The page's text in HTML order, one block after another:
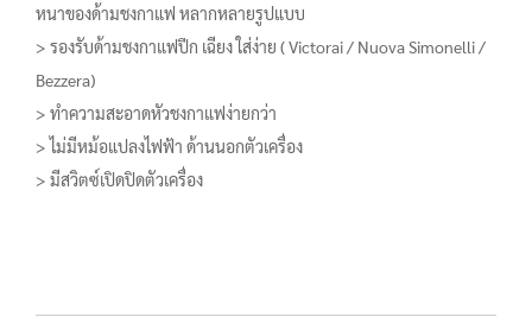
หนาของด้ามชงกาแฟ หลากหลายรูปแบบ
> รองรับด้ามชงกาแฟปีก เฉียง ใส่ง่าย ( Victorai / Nuova Simonelli /
Bezzera)
> ทำความสะอาดหัวชงกาแฟง่ายกว่า
> ไม่มีหม้อแปลงไฟฟ้า ด้านนอกตัวเครื่อง
> มีสวิตซ์เปิดปิดตัวเครื่อง